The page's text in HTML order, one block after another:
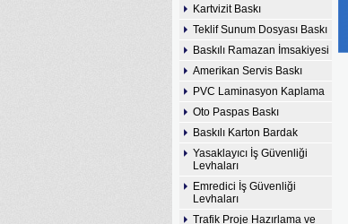
Kartvizit Baskı
Teklif Sunum Dosyası Baskı
Baskılı Ramazan İmsakiyesi
Amerikan Servis Baskı
PVC Laminasyon Kaplama
Oto Paspas Baskı
Baskılı Karton Bardak
Yasaklayıcı İş Güvenliği
Levhaları
Emredici İş Güvenliği
Levhaları
Trafik Proje Hazırlama ve